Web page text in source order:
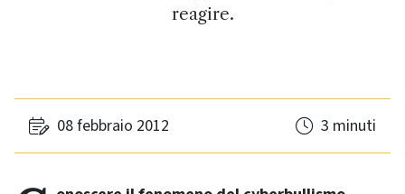
reagire.
08 febbraio 2012 3 minuti